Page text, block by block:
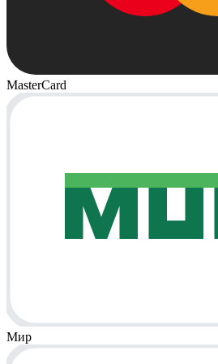
MasterCard
Мир